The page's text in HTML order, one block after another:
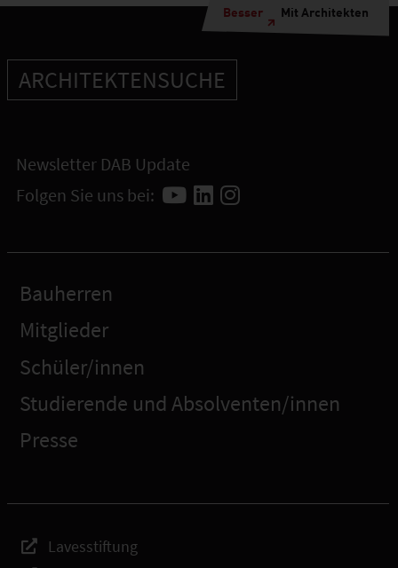
Besser Mit Architekten
ARCHITEKTENSUCHE
Newsletter DAB Update
Folgen Sie uns bei:
Bauherren
Mitglieder
Schüler/innen
Studierende und Absolventen/innen
Presse
Lavesstiftung